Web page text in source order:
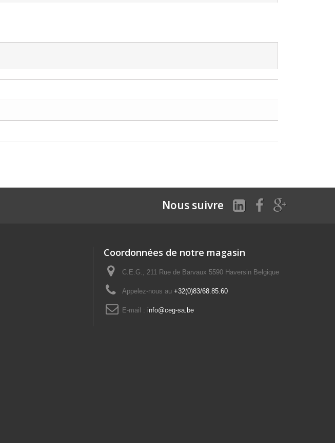
Nous suivre
Coordonnées de notre magasin
C.E.G., 211 Rue de Barvaux 5590 Haversin Belgique
Appelez-nous au +32(0)83/68.85.60
E-mail : info@ceg-sa.be